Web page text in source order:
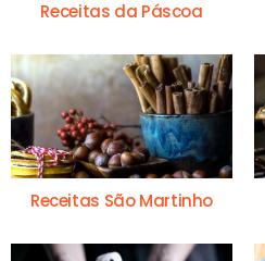
Receitas da Páscoa
Receitas São Martinho